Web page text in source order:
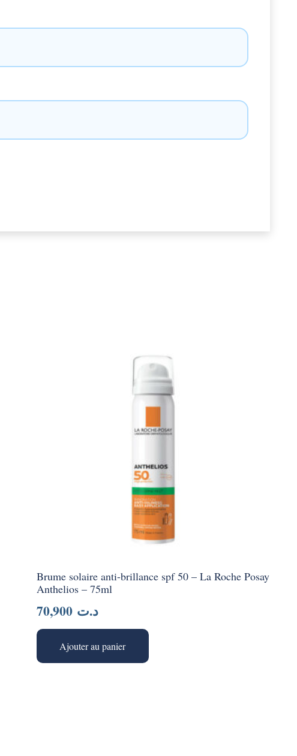
Brume solaire anti-brillance spf 50 – La Roche Posay
Anthelios – 75ml
د.ت 70,900
Ajouter au panier